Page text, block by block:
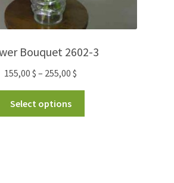
Bouquet 2602-3
155,00 $ – 255,00 $
Select options